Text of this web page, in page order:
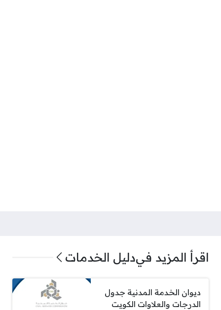
اقرأ المزيد فيدليل الخدمات
ديوان الخدمة المدنية جدول
الدرجات والعلاوات الكويت